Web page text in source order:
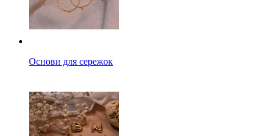
Основи для сережок